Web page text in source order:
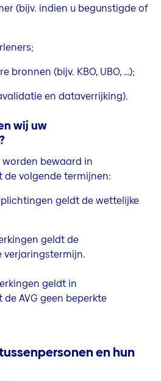
(bijv. indien u begunstigde of
bronnen (bijv. KBO, UBO, …);
en dataverrijking).
wij uw
worden bewaard in
volgende termijnen:
geldt de wettelijke
geldt de
verjaringstermijn.
geldt in
AVG geen beperkte
en hun